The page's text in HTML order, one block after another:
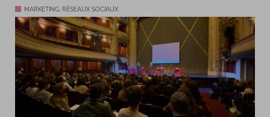
MARKETING, RÉSEAUX SOCIAUX